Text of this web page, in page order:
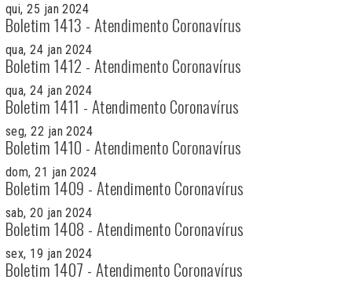
qui, 25 jan 2024
Boletim 1413 - Atendimento Coronavírus
qua, 24 jan 2024
Boletim 1412 - Atendimento Coronavírus
qua, 24 jan 2024
Boletim 1411 - Atendimento Coronavírus
seg, 22 jan 2024
Boletim 1410 - Atendimento Coronavírus
dom, 21 jan 2024
Boletim 1409 - Atendimento Coronavírus
sab, 20 jan 2024
Boletim 1408 - Atendimento Coronavírus
sex, 19 jan 2024
Boletim 1407 - Atendimento Coronavírus